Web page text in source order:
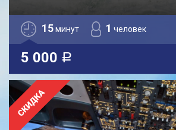
15минут 1 человек
5 000 a